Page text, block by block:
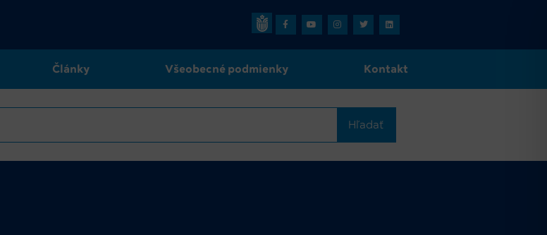
Články Všeobecné podmienky Kontakt
Hľadať